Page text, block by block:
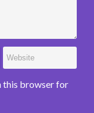
this browser for